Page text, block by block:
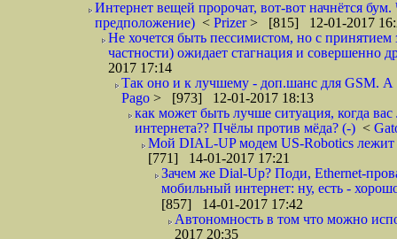
Интернет вещей пророчат, вот-вот начнётся
предположение) < Prizer> [815] 12-01-2017
Не хочется быть пессимистом, но с
частности) ожидает стагнация и совершенно
2017 17:14
Так оно и к лучшему - доп.шанс для GSM. А
Pago > [973] 12-01-2017 18:13
как может быть лучше ситуация, когда
интернета?? Пчёлы против мёда? (-) <
Мой DIAL-UP модем US-Robotics лежит
[771] 14-01-2017 17:21
Зачем же Dial-Up? Поди, Ethernet-
мобильный интернет: ну, есть -
[857] 14-01-2017 17:42
Автономность в том что можно
2017 20:35